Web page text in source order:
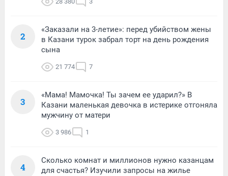
2
«Заказали на 3-летие»: перед убийством жены
в Казани турок забрал торт на день рождения
сына
21 774 7
3
«Мама! Мамочка! Ты зачем ее ударил?» В
Казани маленькая девочка в истерике отгоняла
мужчину от матери
3 986 1
4
Сколько комнат и миллионов нужно казанцам
для счастья? Изучили запросы на жилье